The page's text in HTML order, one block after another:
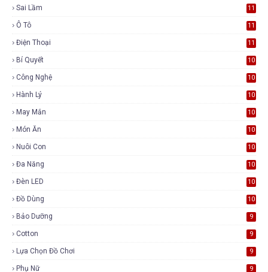
Sai Lầm 11
Ô Tô 11
Điện Thoại 11
Bí Quyết 10
Công Nghệ 10
Hành Lý 10
May Mắn 10
Món Ăn 10
Nuôi Con 10
Đa Năng 10
Đèn LED 10
Đồ Dùng 10
Bảo Dưỡng 9
Cotton 9
Lựa Chọn Đồ Chơi 9
Phụ Nữ 9